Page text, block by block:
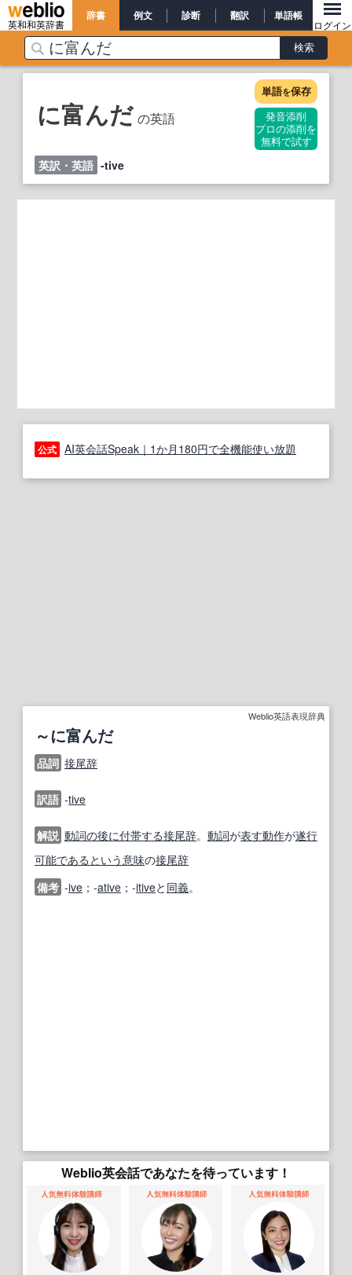
英和和英辞書
辞書 例文 診断 翻訳 単語帳
ログイン
に富んだ の英語
単語を保存
発音添削
プロの添削を
無料で試す
英訳・英語 -tive
公式 AI英会話Speak｜1か月180円で全機能使い放題
Weblio英語表現辞典
～に富んだ
品詞 接尾辞
訳語 -tive
解説 動詞の後に付帯する接尾辞。 動詞が表す動作が遂行
可能である という意味の接尾辞
備考 -ive ；-ative ；-itiveと 同義。
Weblio英会話であなたを待っています！